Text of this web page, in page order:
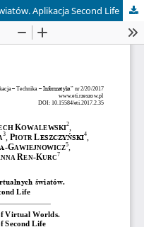
Aplikacja Second Life